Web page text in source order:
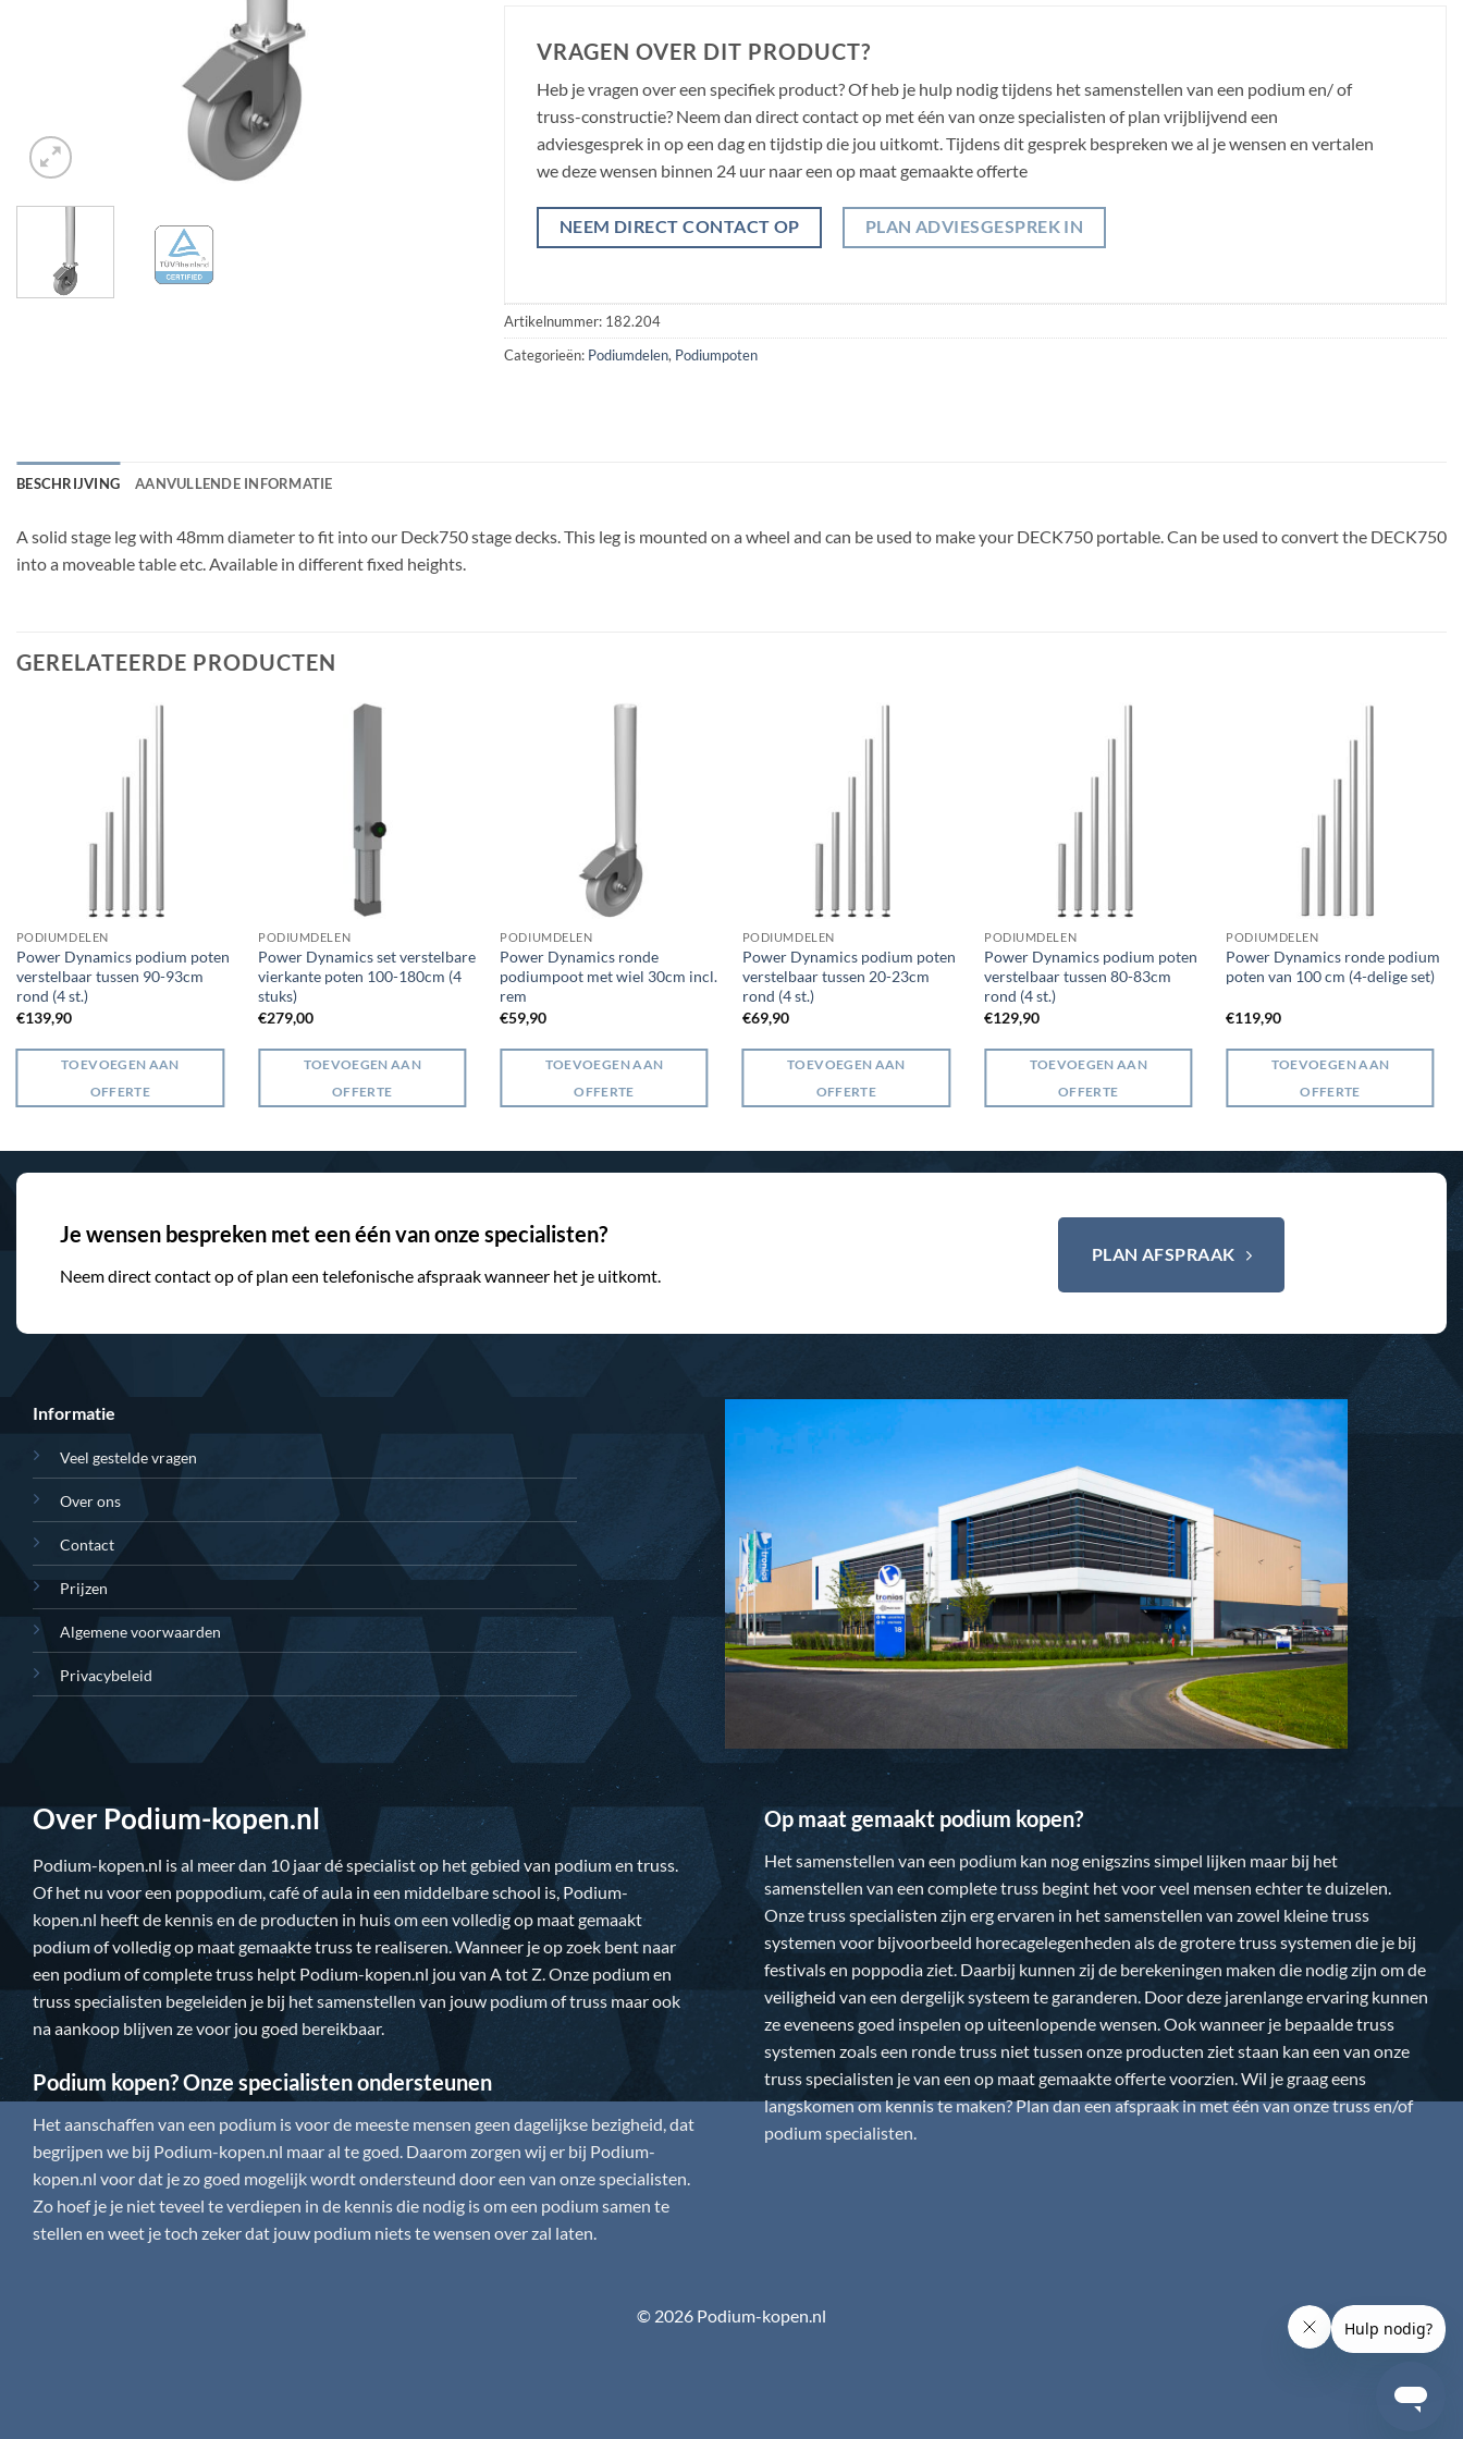
VRAGEN OVER DIT PRODUCT?
Heb je vragen over een specifiek product? Of heb je hulp nodig tijdens het samenstellen van een podium en/ of
truss-constructie? Neem dan direct contact op met één van onze specialisten of plan vrijblijvend een
adviesgesprek in op een dag en tijdstip die jou uitkomt. Tijdens dit gesprek bespreken we al je wensen en vertalen
we deze wensen binnen 24 uur naar een op maat gemaakte offerte
NEEM DIRECT CONTACT OP PLAN ADVIESGESPREK IN
Artikelnummer: 182.204
Categorieën: Podiumdelen, Podiumpoten
BESCHRIJVING AANVULLENDE INFORMATIE
A solid stage leg with 48mm diameter to fit into our Deck750 stage decks. This leg is mounted on a wheel and can be used to make your DECK750 portable. Can be used to convert the DECK750
into a moveable table etc. Available in different fixed heights.
GERELATEERDE PRODUCTEN
PODIUMDELEN
Power Dynamics podium poten
verstelbaar tussen 90-93cm
rond (4 st.)
€139,90
TOEVOEGEN AAN
OFFERTE
PODIUMDELEN
Power Dynamics set verstelbare
vierkante poten 100-180cm (4
stuks)
€279,00
TOEVOEGEN AAN
OFFERTE
PODIUMDELEN
Power Dynamics ronde
podiumpoot met wiel 30cm incl.
rem
€59,90
TOEVOEGEN AAN
OFFERTE
PODIUMDELEN
Power Dynamics podium poten
verstelbaar tussen 20-23cm
rond (4 st.)
€69,90
TOEVOEGEN AAN
OFFERTE
PODIUMDELEN
Power Dynamics podium poten
verstelbaar tussen 80-83cm
rond (4 st.)
€129,90
TOEVOEGEN AAN
OFFERTE
PODIUMDELEN
Power Dynamics ronde podium
poten van 100 cm (4-delige set)
€119,90
TOEVOEGEN AAN
OFFERTE
Je wensen bespreken met een één van onze specialisten?
Neem direct contact op of plan een telefonische afspraak wanneer het je uitkomt.
PLAN AFSPRAAK
Informatie
Veel gestelde vragen
Over ons
Contact
Prijzen
Algemene voorwaarden
Privacybeleid
Over Podium-kopen.nl
Podium-kopen.nl is al meer dan 10 jaar dé specialist op het gebied van podium en truss.
Of het nu voor een poppodium, café of aula in een middelbare school is,Podium-
kopen.nl heeft de kennis en de producten in huis om een volledig op maat gemaakt
podium of volledig op maat gemaakte truss te realiseren. Wanneer je op zoek bent naar
een podium of complete truss helpt Podium-kopen.nl jou van A tot Z. Onze podium en
truss specialisten begeleiden je bij het samenstellen van jouw podium of truss maar ook
na aankoop blijven ze voor jou goed bereikbaar.
Podium kopen? Onze specialisten ondersteunen
Het aanschaffen van een podium is voor de meeste mensen geen dagelijkse bezigheid, dat
begrijpen we bij Podium-kopen.nl maar al te goed. Daarom zorgen wij er bij Podium-
kopen.nl voor dat je zo goed mogelijk wordt ondersteund door een van onze specialisten.
Zo hoef je je niet teveel te verdiepen in de kennis die nodig is om een podium samen te
stellen en weet je toch zeker dat jouw podium niets te wensen over zal laten.
Op maat gemaakt podium kopen?
Het samenstellen van een podium kan nog enigszins simpel lijken maar bij het
samenstellen van een complete truss begint het voor veel mensen echter te duizelen.
Onze truss specialisten zijn erg ervaren in het samenstellen van zowel kleine truss
systemen voor bijvoorbeeld horecagelegenheden als de grotere truss systemen die je bij
festivals en poppodia ziet. Daarbij kunnen zij de berekeningen maken die nodig zijn om de
veiligheid van een dergelijk systeem te garanderen. Door deze jarenlange ervaring kunnen
ze eveneens goed inspelen op uiteenlopende wensen. Ook wanneer je bepaalde truss
systemen zoals een ronde truss niet tussen onze producten ziet staan kan een van onze
truss specialisten je van een op maat gemaakte offerte voorzien. Wil je graag eens
langskomen om kennis te maken? Plan dan een afspraak in met één van onze truss en/of
podium specialisten.
© 2026 Podium-kopen.nl